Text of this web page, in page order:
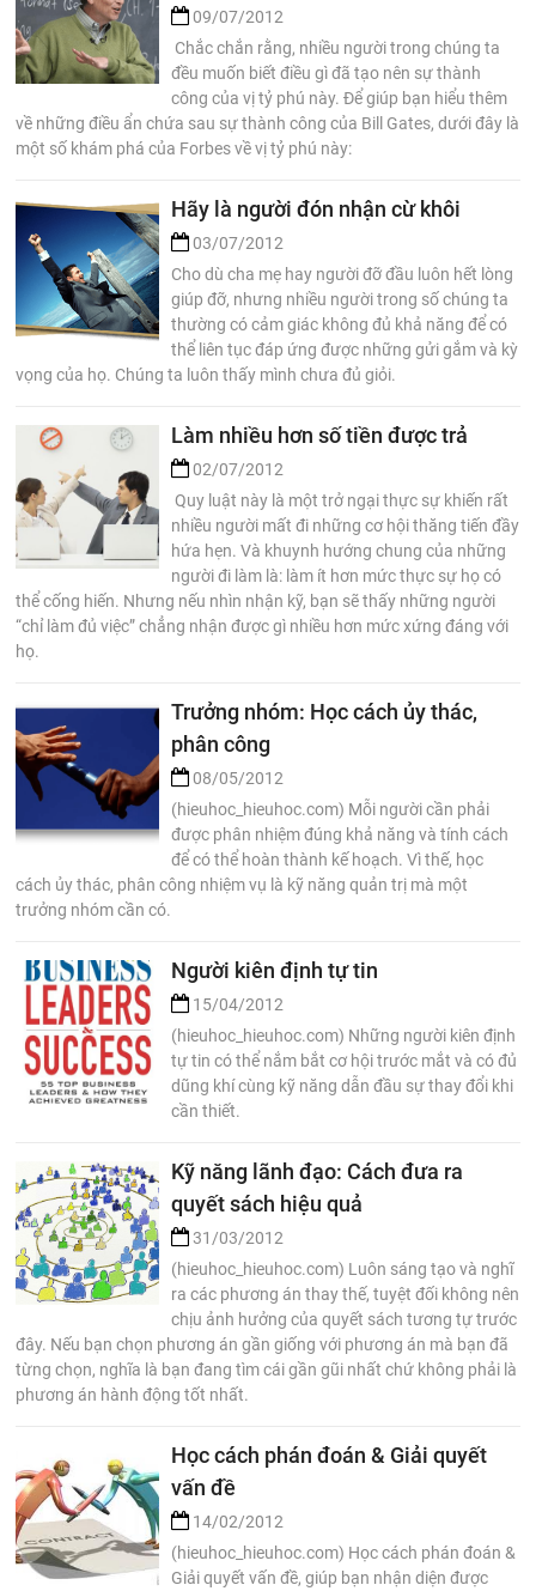
09/07/2012
Chắc chắn rằng, nhiều người trong chúng ta
đều muốn biết điều gì đã tạo nên sự thành
công của vị tỷ phú này. Để giúp bạn hiểu thêm
về những điều ẩn chứa sau sự thành công của Bill Gates, dưới đây là
một số khám phá của Forbes về vị tỷ phú này:
Hãy là người đón nhận cừ khôi
03/07/2012
Cho dù cha mẹ hay người đỡ đầu luôn hết lòng
giúp đỡ, nhưng nhiều người trong số chúng ta
thường có cảm giác không đủ khả năng để có
thể liên tục đáp ứng được những gửi gắm và kỳ
vọng của họ. Chúng ta luôn thấy mình chưa đủ giỏi.
Làm nhiều hơn số tiền được trả
02/07/2012
Quy luật này là một trở ngại thực sự khiến rất
nhiều người mất đi những cơ hội thăng tiến đầy
hứa hẹn. Và khuynh hướng chung của những
người đi làm là: làm ít hơn mức thực sự họ có
thể cống hiến. Nhưng nếu nhìn nhận kỹ, bạn sẽ thấy những người
“chỉ làm đủ việc” chẳng nhận được gì nhiều hơn mức xứng đáng với
họ.
Trưởng nhóm: Học cách ủy thác,
phân công
08/05/2012
(hieuhoc_hieuhoc.com) Mỗi người cần phải
được phân nhiệm đúng khả năng và tính cách
để có thể hoàn thành kế hoạch. Vì thế, học
cách ủy thác, phân công nhiệm vụ là kỹ năng quản trị mà một
trưởng nhóm cần có.
Người kiên định tự tin
15/04/2012
(hieuhoc_hieuhoc.com) Những người kiên định
tự tin có thể nắm bắt cơ hội trước mắt và có đủ
dũng khí cùng kỹ năng dẫn đầu sự thay đổi khi
cần thiết.
Kỹ năng lãnh đạo: Cách đưa ra
quyết sách hiệu quả
31/03/2012
(hieuhoc_hieuhoc.com) Luôn sáng tạo và nghĩ
ra các phương án thay thế, tuyệt đối không nên
chịu ảnh hưởng của quyết sách tương tự trước
đây. Nếu bạn chọn phương án gần giống với phương án mà bạn đã
từng chọn, nghĩa là bạn đang tìm cái gần gũi nhất chứ không phải là
phương án hành động tốt nhất.
Học cách phán đoán & Giải quyết
vấn đề
14/02/2012
(hieuhoc_hieuhoc.com) Học cách phán đoán &
Giải quyết vấn đề, giúp bạn nhận diện được